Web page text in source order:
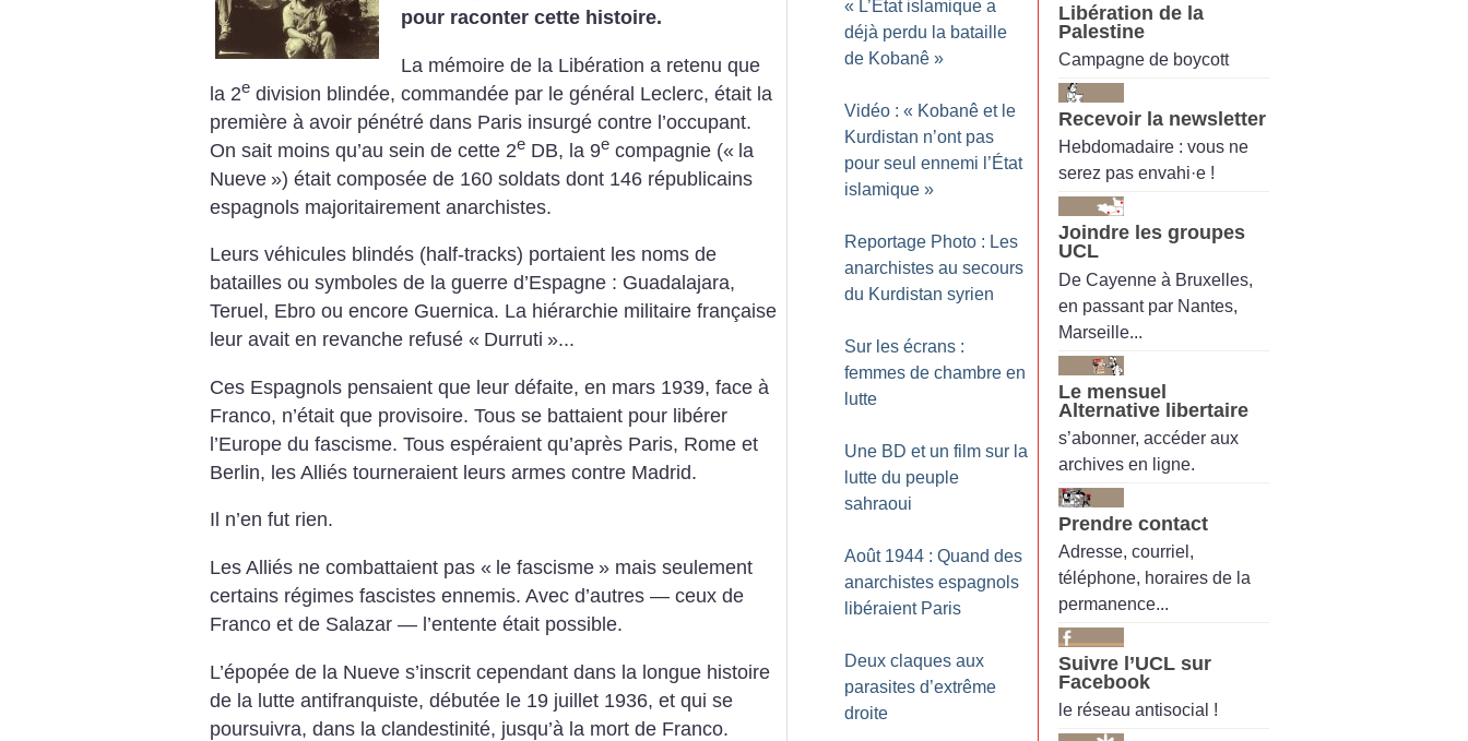
pour raconter cette histoire.
La mémoire de la Libération a retenu que
la 2e division blindée, commandée par le général Leclerc, était la
première à avoir pénétré dans Paris insurgé contre l’occupant.
On sait moins qu’au sein de cette 2e DB, la 9e compagnie (« la
Nueve ») était composée de 160 soldats dont 146 républicains
espagnols majoritairement anarchistes.
Leurs véhicules blindés (half-tracks) portaient les noms de
batailles ou symboles de la guerre d’Espagne : Guadalajara,
Teruel, Ebro ou encore Guernica. La hiérarchie militaire française
leur avait en revanche refusé « Durruti »...
Ces Espagnols pensaient que leur défaite, en mars 1939, face à
Franco, n’était que provisoire. Tous se battaient pour libérer
l’Europe du fascisme. Tous espéraient qu’après Paris, Rome et
Berlin, les Alliés tourneraient leurs armes contre Madrid.
Il n’en fut rien.
Les Alliés ne combattaient pas « le fascisme » mais seulement
certains régimes fascistes ennemis. Avec d’autres — ceux de
Franco et de Salazar — l’entente était possible.
L’épopée de la Nueve s’inscrit cependant dans la longue histoire
de la lutte antifranquiste, débutée le 19 juillet 1936, et qui se
poursuivra, dans la clandestinité, jusqu’à la mort de Franco.
« L’État islamique a
déjà perdu la bataille
de Kobanê »
Vidéo : « Kobanê et le
Kurdistan n’ont pas
pour seul ennemi l’État
islamique »
Reportage Photo : Les
anarchistes au secours
du Kurdistan syrien
Sur les écrans :
femmes de chambre en
lutte
Une BD et un film sur la
lutte du peuple
sahraoui
Août 1944 : Quand des
anarchistes espagnols
libéraient Paris
Deux claques aux
parasites d’extrême
droite
Libération de la
Palestine
Campagne de boycott
Recevoir la newsletter
Hebdomadaire : vous ne
serez pas envahi·e !
Joindre les groupes
UCL
De Cayenne à Bruxelles,
en passant par Nantes,
Marseille...
Le mensuel
Alternative libertaire
s’abonner, accéder aux
archives en ligne.
Prendre contact
Adresse, courriel,
téléphone, horaires de la
permanence...
Suivre l’UCL sur
Facebook
le réseau antisocial !